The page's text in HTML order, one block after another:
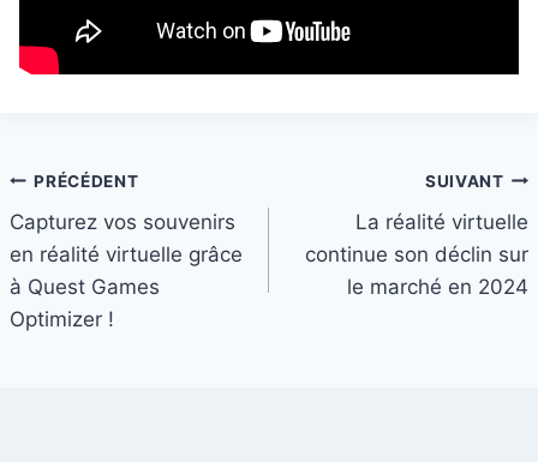
Navigation
de
l’article
PRÉCÉDENT
Capturez vos souvenirs
en réalité virtuelle grâce
à Quest Games
Optimizer !
SUIVANT
La réalité virtuelle
continue son déclin sur
le marché en 2024